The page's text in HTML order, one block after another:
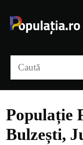
conținut
Populație
Bulzești,